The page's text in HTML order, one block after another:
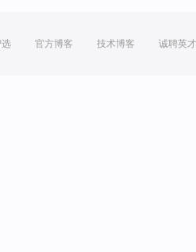
官方博客 技术博客 诚聘英才